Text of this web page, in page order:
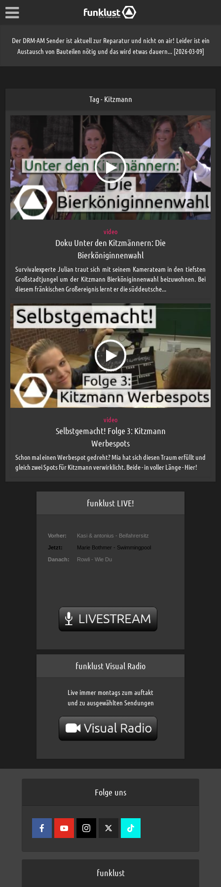
Der DRM-AM Sender ist aktuell zur Reparatur und nicht on air! Leider ist ein
Austausch von Bauteilen nötig und das wird etwas dauern... [2026-03-09]
Tag - Kitzmann
video
Doku Unter den Kitzmännern: Die
Bierköniginnenwahl
Survivalexperte Julian traut sich mit seinem Kamerateam in den tiefsten
Großstadtjungel um der Kitzmann Bierköniginnenwahl beizuwohnen. Bei
diesem fränkischen Großereignis lernt er die süddeutsche...
video
Selbstgemacht! Folge 3: Kitzmann
Werbespots
Schon mal einen Werbespot gedreht? Mia hat sich diesen Traum erfüllt und
gleich zwei Spots für Kitzmann verwirklicht. Beide - in voller Länge - Hier!
funklust LIVE!
funklust Visual Radio
Live immer montags zum auftakt
und zu ausgewählten Sendungen
Folge uns
funklust